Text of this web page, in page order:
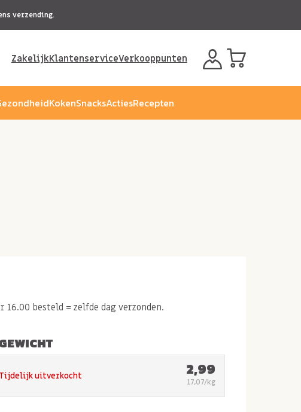
verzending.
ZakelijkKlantenserviceVerkooppunten
KokenSnacksActiesRecepten
16.00 besteld = zelfde dag verzonden.
Tijdelijk uitverkocht 2,99
17,07/kg